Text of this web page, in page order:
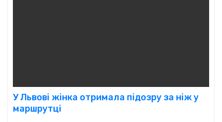
У Львові жінка отримала підозру за ніж у
маршрутці